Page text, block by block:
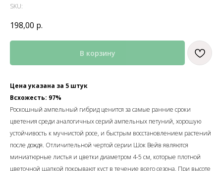
SKU:
198,00 р.
В корзину
Цена указана за 5 штук
Всхожесть: 97%
Роскошный ампельный гибрид ценится за самые ранние сроки
цветения среди аналогичных серий ампельных петуний, хорошую
устойчивость к мучнистой росе, и быстрым восстановлением растений
после дождя. Отличительной чертой серии Шок Вейв являются
миниатюрные листья и цветки диаметром 4-5 см, которые плотной
цветочной шапкой покрывают куст в течение всего сезона. При высоте